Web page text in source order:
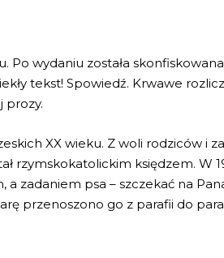
wydaniu została
tekst! Spowiedź. Krwawe
prozy.
XX wieku. Z woli rodziców i
rzymskokatolickim księdzem. W
zadaniem psa – szczekać na
przenoszono go z parafii do